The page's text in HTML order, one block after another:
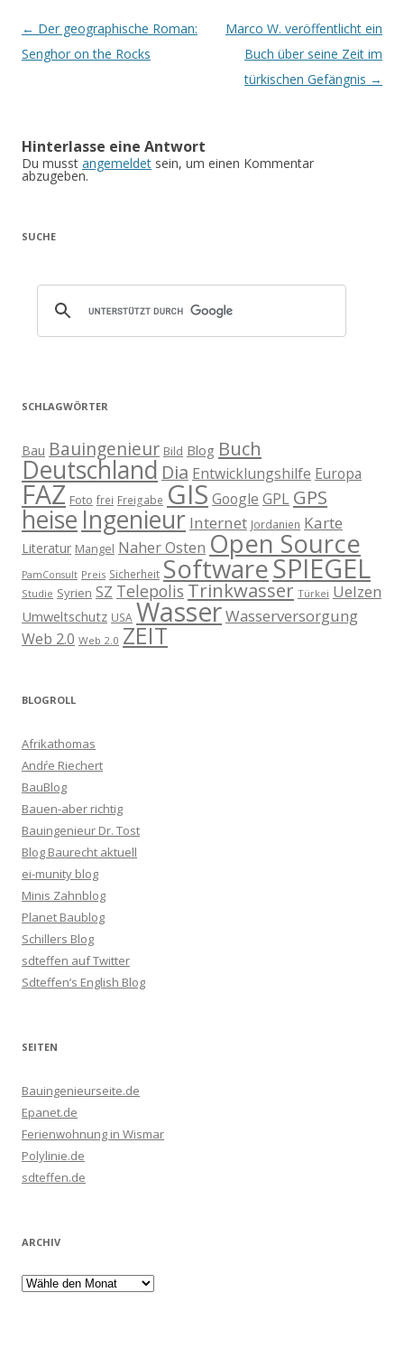
Artikel-Navigation
← Der geographische Roman:
Senghor on the Rocks
Marco W. veröffentlicht ein
Buch über seine Zeit im
türkischen Gefängnis →
Hinterlasse eine Antwort
Du musst angemeldet sein, um einen Kommentar
abzugeben.
SUCHE
SCHLAGWÖRTER
Bau Bauingenieur Bild Blog Buch
Deutschland Dia Entwicklungshilfe Europa
FAZ Foto frei Freigabe GIS Google GPL GPS
heise Ingenieur Internet Jordanien Karte
Literatur Mangel Naher Osten Open Source
PamConsult Preis Sicherheit SoftwareSPIEGEL
Studie Syrien SZ Telepolis Trinkwasser Türkei Uelzen
Umweltschutz USA WasserWasserversorgung
Web 2.0 Web 2.0 ZEIT
BLOGROLL
Afrikathomas
Andŕe Riechert
BauBlog
Bauen-aber richtig
Bauingenieur Dr. Tost
Blog Baurecht aktuell
ei-munity blog
Minis Zahnblog
Planet Baublog
Schillers Blog
sdteffen auf Twitter
Sdteffen’s English Blog
SEITEN
Bauingenieurseite.de
Epanet.de
Ferienwohnung in Wismar
Polylinie.de
sdteffen.de
ARCHIV